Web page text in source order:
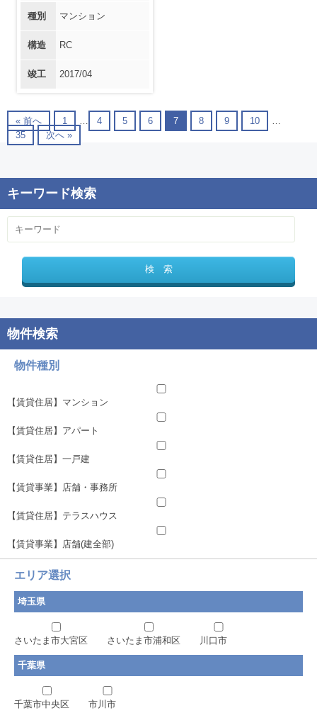
種別 マンション
構造 RC
竣工 2017/04
« 前へ 1 4 5 6 7 8 9 10
35
次へ »
物件種別
【賃貸住居】マンション
【賃貸住居】アパート
【賃貸住居】一戸建
【賃貸事業】店舗・事務所
【賃貸住居】テラスハウス
【賃貸事業】店舗(建全部)
エリア選択
埼玉県
さいたま市大宮区 さいたま市浦和区 川口市
千葉県
千葉市中央区 市川市